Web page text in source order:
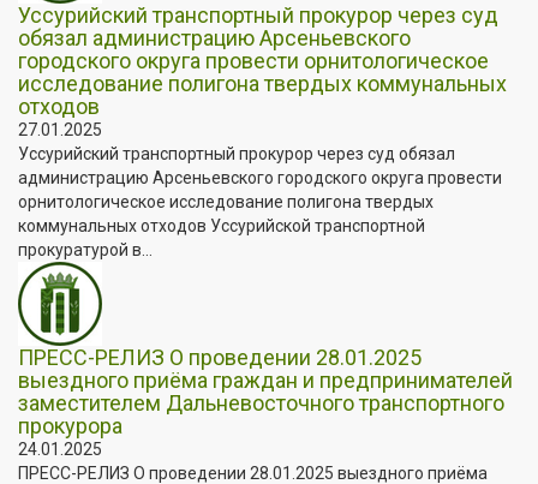
Уссурийский транспортный прокурор через суд
обязал администрацию Арсеньевского
городского округа провести орнитологическое
исследование полигона твердых коммунальных
отходов
27.01.2025
Уссурийский транспортный прокурор через суд обязал
администрацию Арсеньевского городского округа провести
орнитологическое исследование полигона твердых
коммунальных отходов Уссурийской транспортной
прокуратурой в...
ПРЕСС-РЕЛИЗ О проведении 28.01.2025
выездного приёма граждан и предпринимателей
заместителем Дальневосточного транспортного
прокурора
24.01.2025
ПРЕСС-РЕЛИЗ О проведении 28.01.2025 выездного приёма